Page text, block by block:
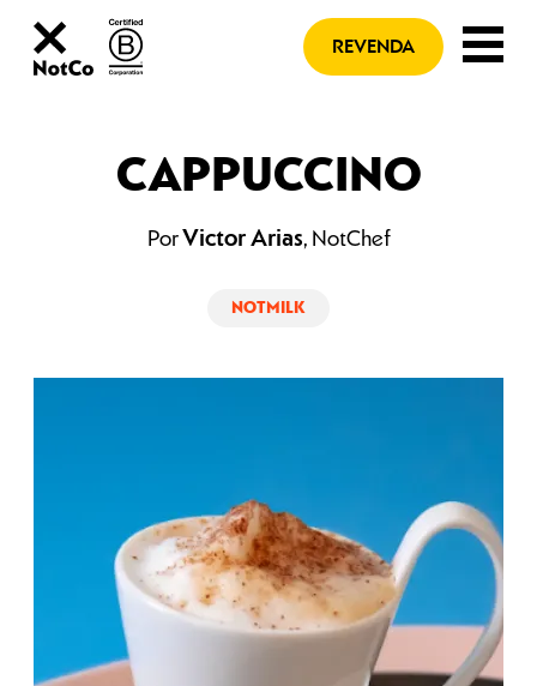
REVENDA
CAPPUCCINO
PorVictor Arias, NotChef
NOTMILK